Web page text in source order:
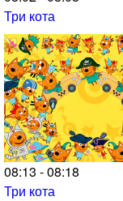
Три кота
08:13 - 08:18
Три кота